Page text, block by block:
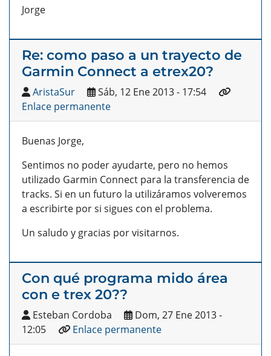
Jorge
Re: como paso a un trayecto de
Garmin Connect a etrex20?
AristaSur
Sáb, 12 Ene 2013 - 17:54
Enlace permanente
Buenas Jorge,
Sentimos no poder ayudarte, pero no hemos
utilizado Garmin Connect para la transferencia de
tracks. Si en un futuro la utilizáramos volveremos
a escribirte por si sigues con el problema.
Un saludo y gracias por visitarnos.
Con qué programa mido área
con e trex 20??
Esteban Cordoba
Dom, 27 Ene 2013 -
12:05
Enlace permanente